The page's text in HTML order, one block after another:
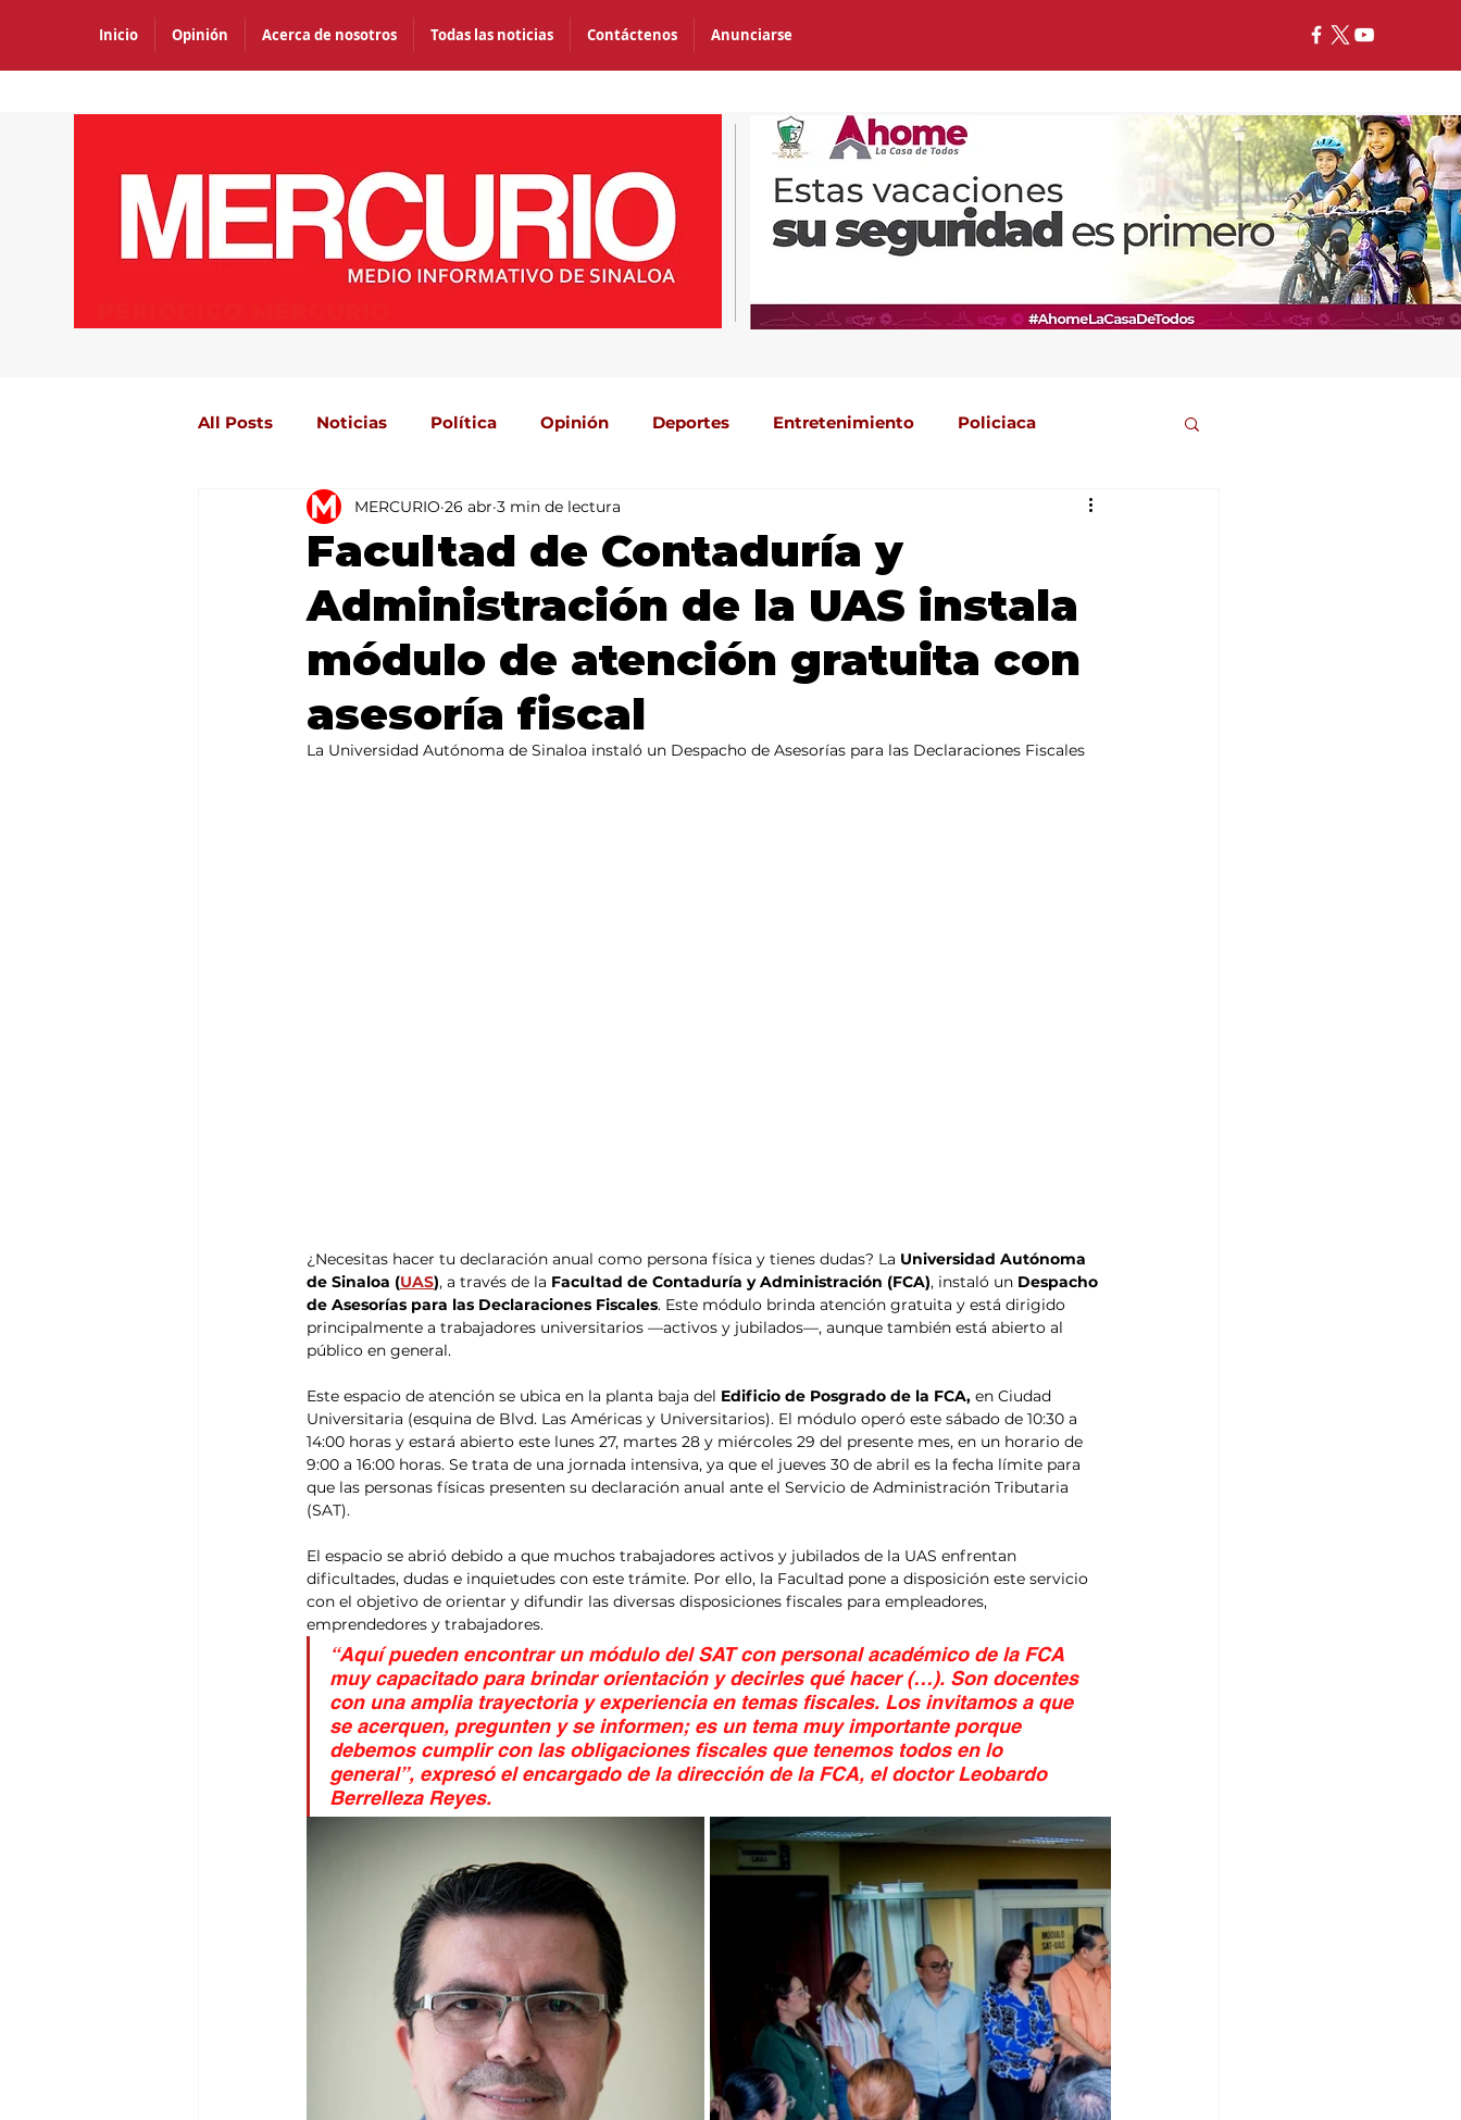
Inicio Opinión Acerca de nosotros Todas las noticias Contáctenos Anunciarse
All Posts Noticias Política Opinión Deportes Entretenimiento Policiaca
Agricultura México Mundo Portada 2
Facultad de Contaduría y
Administración de la UAS instala
módulo de atención gratuita con
asesoría fiscal
MERCURIO 26 abr 3 min de lectura
La Universidad Autónoma de Sinaloa instaló un Despacho de Asesorías para las Declaraciones Fiscales
¿Necesitas hacer tu declaración anual como persona física y tienes dudas? La Universidad Autónoma
de Sinaloa (UAS), a través de la Facultad de Contaduría y Administración (FCA), instaló un Despacho
de Asesorías para las Declaraciones Fiscales. Este módulo brinda atención gratuita y está dirigido
principalmente a trabajadores universitarios —activos y jubilados—, aunque también está abierto al
público en general.
Este espacio de atención se ubica en la planta baja del Edificio de Posgrado de la FCA, en Ciudad
Universitaria (esquina de Blvd. Las Américas y Universitarios). El módulo operó este sábado de 10:30 a
14:00 horas y estará abierto este lunes 27, martes 28 y miércoles 29 del presente mes, en un horario de
9:00 a 16:00 horas. Se trata de una jornada intensiva, ya que el jueves 30 de abril es la fecha límite para
que las personas físicas presenten su declaración anual ante el Servicio de Administración Tributaria
(SAT).
El espacio se abrió debido a que muchos trabajadores activos y jubilados de la UAS enfrentan
dificultades, dudas e inquietudes con este trámite. Por ello, la Facultad pone a disposición este servicio
con el objetivo de orientar y difundir las diversas disposiciones fiscales para empleadores,
emprendedores y trabajadores.
“Aquí pueden encontrar un módulo del SAT con personal académico de la FCA
muy capacitado para brindar orientación y decirles qué hacer (…). Son docentes
con una amplia trayectoria y experiencia en temas fiscales. Los invitamos a que
se acerquen, pregunten y se informen; es un tema muy importante porque
debemos cumplir con las obligaciones fiscales que tenemos todos en lo
general”, expresó el encargado de la dirección de la FCA, el doctor Leobardo
Berrelleza Reyes.